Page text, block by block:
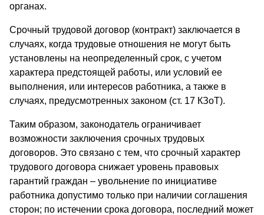
органах.
Срочный трудовой договор (контракт) заключается в
случаях, когда трудовые отношения не могут быть
установлены на неопределенный срок, с учетом
характера предстоящей работы, или условий ее
выполнения, или интересов работника, а также в
случаях, предусмотренных законом (ст. 17 КЗоТ).
Таким образом, законодатель ограничивает
возможности заключения срочных трудовых
договоров. Это связано с тем, что срочный характер
трудового договора снижает уровень правовых
гарантий граждан – увольнение по инициативе
работника допустимо только при наличии соглашения
сторон; по истечении срока договора, последний может